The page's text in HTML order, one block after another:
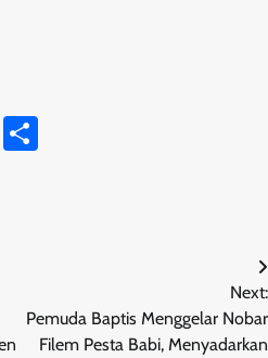
Print
Next:
Pemuda Baptis Menggelar Nobar
Filem Pesta Babi, Menyadarkan